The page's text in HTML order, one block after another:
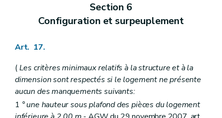
Section 6
Configuration et surpeuplement
Art. 17.
(Les critères minimaux relatifs à la structure et à la
dimension sont respectés si le logement ne présente
aucun des manquements suivants:
1 ° une hauteur sous plafond des pièces du logement